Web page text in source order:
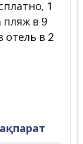
1
пляж в 9
отель в 2